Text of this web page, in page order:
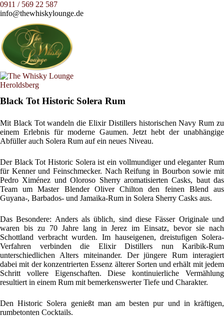
0911 / 569 22 587
info@thewhiskylounge.de
Black Tot Historic Solera Rum
Mit Black Tot wandeln die Elixir Distillers historischen Navy Rum zu
einem Erlebnis für moderne Gaumen. Jetzt hebt der unabhängige
Abfüller auch Solera Rum auf ein neues Niveau.
Der Black Tot Historic Solera ist ein vollmundiger und eleganter Rum
für Kenner und Feinschmecker. Nach Reifung in Bourbon sowie mit
Pedro Ximénez und Oloroso Sherry aromatisierten Casks, baut das
Team um Master Blender Oliver Chilton den feinen Blend aus
Guyana-, Barbados- und Jamaika-Rum in Solera Sherry Casks aus.
Das Besondere: Anders als üblich, sind diese Fässer Originale und
waren bis zu 70 Jahre lang in Jerez im Einsatz, bevor sie nach
Schottland verbracht wurden. Im hauseigenen, dreistufigen Solera-
Verfahren verbinden die Elixir Distillers nun Karibik-Rum
unterschiedlichen Alters miteinander. Der jüngere Rum interagiert
dabei mit der konzentrierten Essenz älterer Sorten und erhält mit jedem
Schritt vollere Eigenschaften. Diese kontinuierliche Vermählung
resultiert in einem Rum mit bemerkenswerter Tiefe und Charakter.
Den Historic Solera genießt man am besten pur und in kräftigen,
rumbetonten Cocktails.